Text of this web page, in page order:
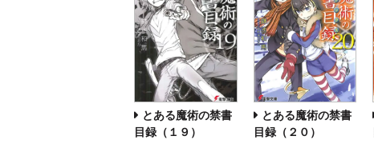
とある魔術の禁書
目録（１９）
とある魔術の禁書
目録（２０）